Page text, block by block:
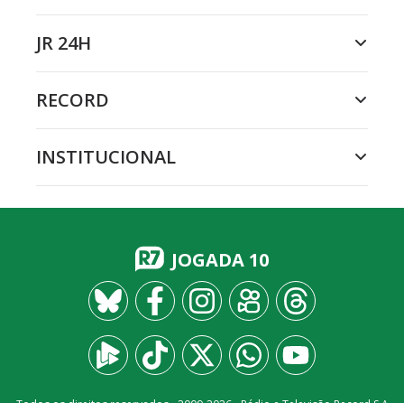
JR 24H
RECORD
INSTITUCIONAL
JOGADA 10